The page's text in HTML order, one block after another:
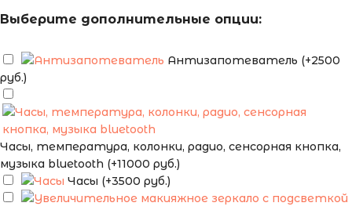
Выберите дополнительные опции:
Антизапотеватель (+2500
руб.)
Часы, температура, колонки, радио, сенсорная кнопка,
музыка bluetooth (+11000 руб.)
Часы (+3500 руб.)